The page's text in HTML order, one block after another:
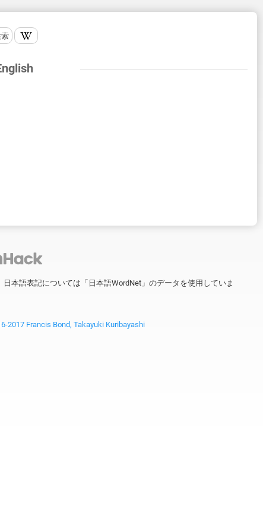
本語表記については「日本語WordNet」のデータを使用していま
2017 Francis Bond, Takayuki Kuribayashi